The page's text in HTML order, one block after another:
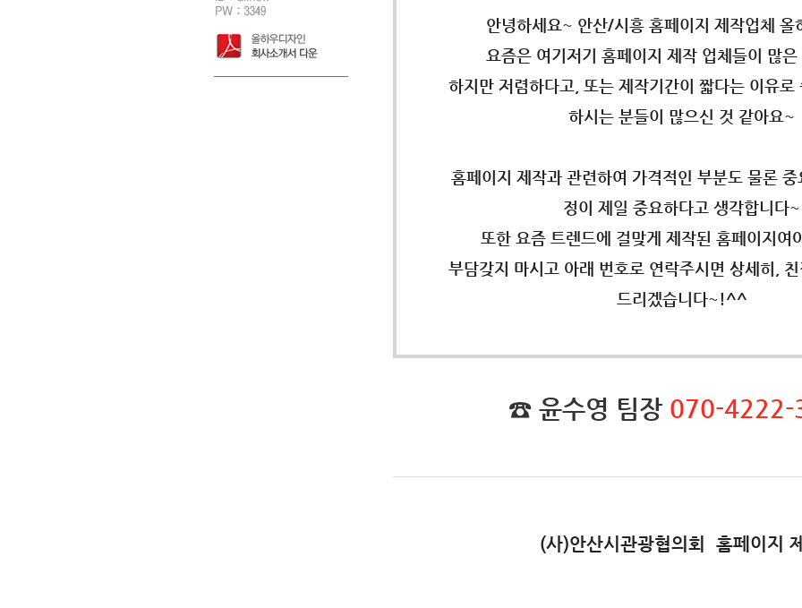
안녕하세요~ 안산/시흥 홈페이지 제작업체 올
요즘은 여기저기 홈페이지 제작 업체들이 많
하지만 저렴하다고, 또는 제작기간이 짧다는 이유로
하시는 분들이 많으신 것 같아요~
홈페이지 제작과 관련하여 가격적인 부분도 물론 중
정이 제일 중요하다고 생각합니다~
또한 요즘 트렌드에 걸맞게 제작된 홈페이지여
부담갖지 마시고 아래 번호로 연락주시면 상세히,
드리겠습니다~!^^
☎ 윤수영 팀장 070-4222-
(사)안산시관광협의회 홈페이지